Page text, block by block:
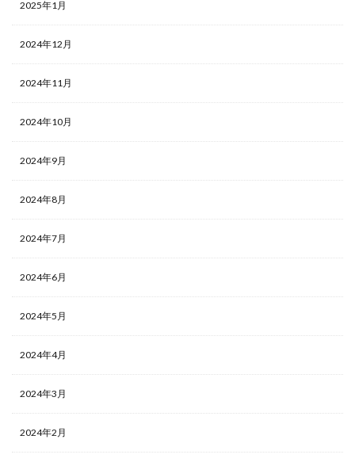
2025年1月
2024年12月
2024年11月
2024年10月
2024年9月
2024年8月
2024年7月
2024年6月
2024年5月
2024年4月
2024年3月
2024年2月